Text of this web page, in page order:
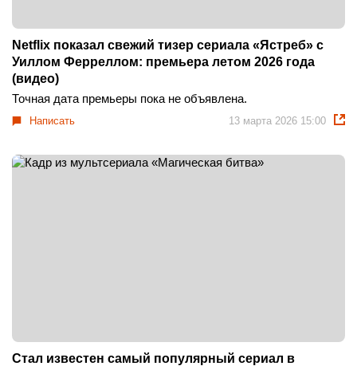
Netflix показал свежий тизер сериала «Ястреб» с
Уиллом Ферреллом: премьера летом 2026 года
(видео)
Точная дата премьеры пока не объявлена.
Написать 13 марта 2026 15:00
Стал известен самый популярный сериал в